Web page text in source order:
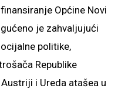
Općine Novi
je zahvaljujući
politike,
Republike
i Ureda atašea u